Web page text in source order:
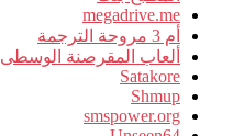
megadrive.me
أم 3 مروحة الترجمة
ألعاب المقرصنة الوسطى
Satakore
Shmup
smspower.org